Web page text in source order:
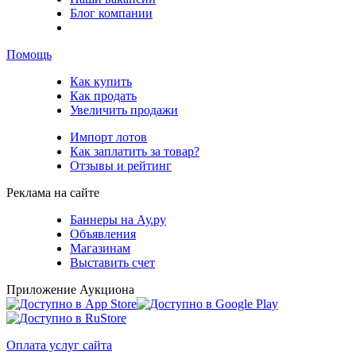
Блог компании
Помощь
Как купить
Как продать
Увеличить продажи
Импорт лотов
Как заплатить за товар?
Отзывы и рейтинг
Реклама на сайте
Баннеры на Ау.ру
Объявления
Магазинам
Выставить счет
Приложение Аукциона
Оплата услуг сайта